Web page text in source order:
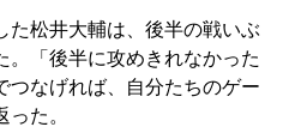
松井大輔は、後半の戦いぶ
。「後半に攻めきれなかった
つなげれば、自分たちのゲー
た。